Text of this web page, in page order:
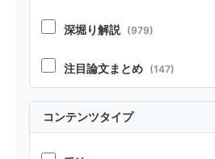
深堀り解説 (979)
注目論文まとめ (147)
コンテンツタイプ